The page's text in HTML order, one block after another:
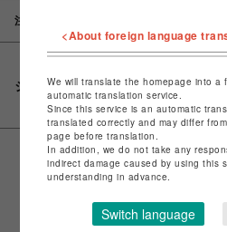
注意事項
シェアする
<About foreign language
We will translate the homepage into a
automatic translation service.
Since this service is an automatic
translated correctly and may differ
page before translation.
In addition, we do not take any
indirect damage caused by using this
understanding in advance.
Switch language